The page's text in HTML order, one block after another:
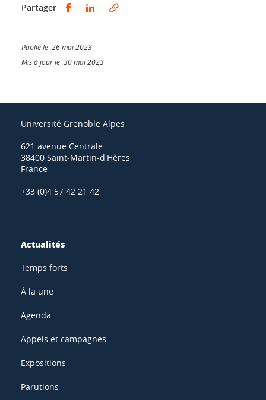
Partager Partager sur Facebook
Partager sur LinkedIn
Publié le 26 mai 2023
Mis à jour le 30 mai 2023
Université Grenoble Alpes
621 avenue Centrale
38400 Saint-Martin-d'Hères
France
+33 (0)4 57 42 21 42
Actualités
Temps forts
À la une
Agenda
Appels et campagnes
Expositions
Parutions